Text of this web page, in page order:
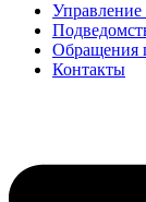
Обращения
Контакты